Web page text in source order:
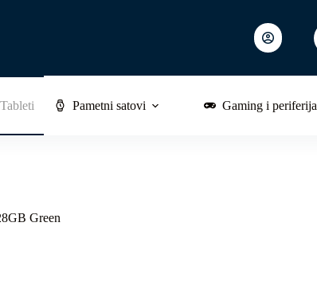
Tableti Pametni satovi Gaming i periferija
Green